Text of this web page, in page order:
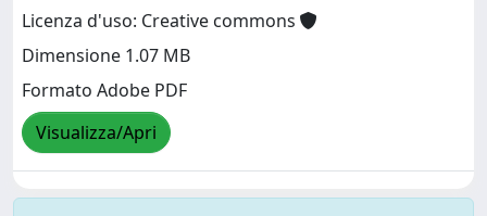
Licenza d'uso: Creative commons
Dimensione 1.07 MB
Formato Adobe PDF
Visualizza/Apri